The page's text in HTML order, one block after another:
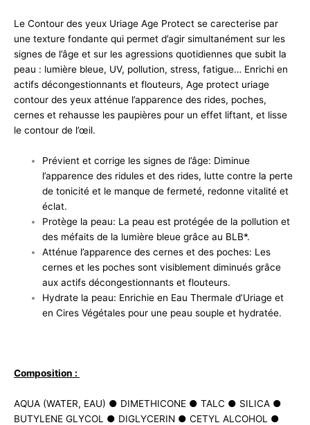
Le Contour des yeux Uriage Age Protect se carecterise par
une texture fondante qui permet d’agir simultanément sur les
signes de l’âge et sur les agressions quotidiennes que subit la
peau : lumière bleue, UV, pollution, stress, fatigue… Enrichi en
actifs décongestionnants et flouteurs, Age protect uriage
contour des yeux atténue l’apparence des rides, poches,
cernes et rehausse les paupières pour un effet liftant, et lisse
le contour de l’œil.
Prévient et corrige les signes de l’âge: Diminue
l’apparence des ridules et des rides, lutte contre la perte
de tonicité et le manque de fermeté, redonne vitalité et
éclat.
Protège la peau: La peau est protégée de la pollution et
des méfaits de la lumière bleue grâce au BLB*.
Atténue l’apparence des cernes et des poches: Les
cernes et les poches sont visiblement diminués grâce
aux actifs décongestionnants et flouteurs.
Hydrate la peau: Enrichie en Eau Thermale d’Uriage et
en Cires Végétales pour une peau souple et hydratée.
Composition :
AQUA (WATER, EAU) ● DIMETHICONE ● TALC ● SILICA ●
BUTYLENE GLYCOL ● DIGLYCERIN ● CETYL ALCOHOL ●